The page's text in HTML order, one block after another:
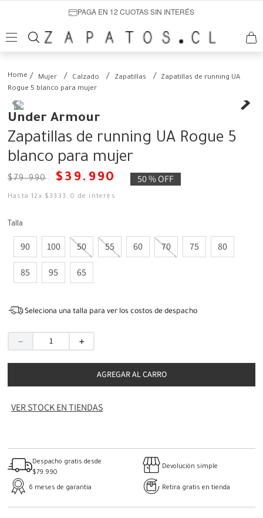
PAGA EN 12 CUOTAS SIN INTERÉS
Mujer Calzado Zapatillas
Zapatillas de running UA
Rogue 5 blanco para mujer
Under Armour
Zapatillas de running UA Rogue 5
blanco para mujer
$79.990 $ 39 . 990 50 %OFF
Hasta12 x $ 3333 ,0 de interés
Talla
90 100 50 55 60 70 75 80
85 95 65
Seleciona una talla para ver los costos de despacho
＋
－
AGREGAR AL CARRO
VER STOCK EN TIENDAS
Despacho gratis desde
$79.990
Devolución simple
6 meses de garantía Retira gratis en tienda